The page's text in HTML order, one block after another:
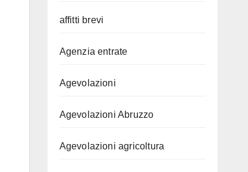
affitti brevi
Agenzia entrate
Agevolazioni
Agevolazioni Abruzzo
Agevolazioni agricoltura